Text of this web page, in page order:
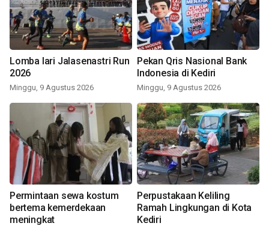
Lomba lari Jalasenastri Run
2026
Minggu, 9 Agustus 2026
Pekan Qris Nasional Bank
Indonesia di Kediri
Minggu, 9 Agustus 2026
Permintaan sewa kostum
bertema kemerdekaan
meningkat
Perpustakaan Keliling
Ramah Lingkungan di Kota
Kediri